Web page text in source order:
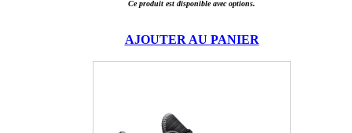
Ce produit est disponible avec options.
AJOUTER AU PANIER